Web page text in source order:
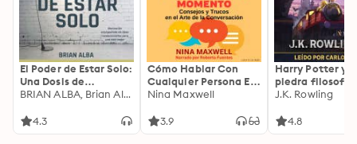
El Poder de Estar Solo:
Una Dosis de
Motivación
Ideas Revolucionarias
BRIAN ALBA, Brian Alba
4.3
Cómo Hablar Con
Cualquier Persona En
Cualquier Lugar Y En
Nina Maxwell
3.9
Harry Potter y
piedra filosofal
J.K. Rowling
4.8